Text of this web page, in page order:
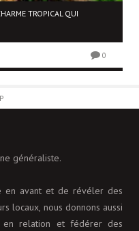
TROPICAL QUI
0
généraliste.
en avant et de révéler des
locaux, nous donnons aussi
relation et fédérer des